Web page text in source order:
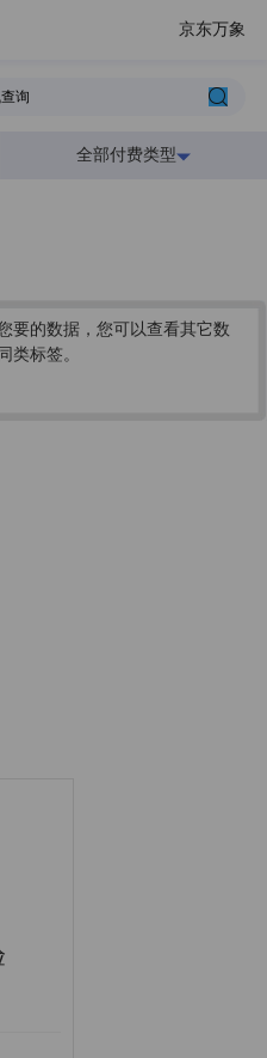
京东万象
全部付费类型
要的数据，您可以查看其它数
类标签。